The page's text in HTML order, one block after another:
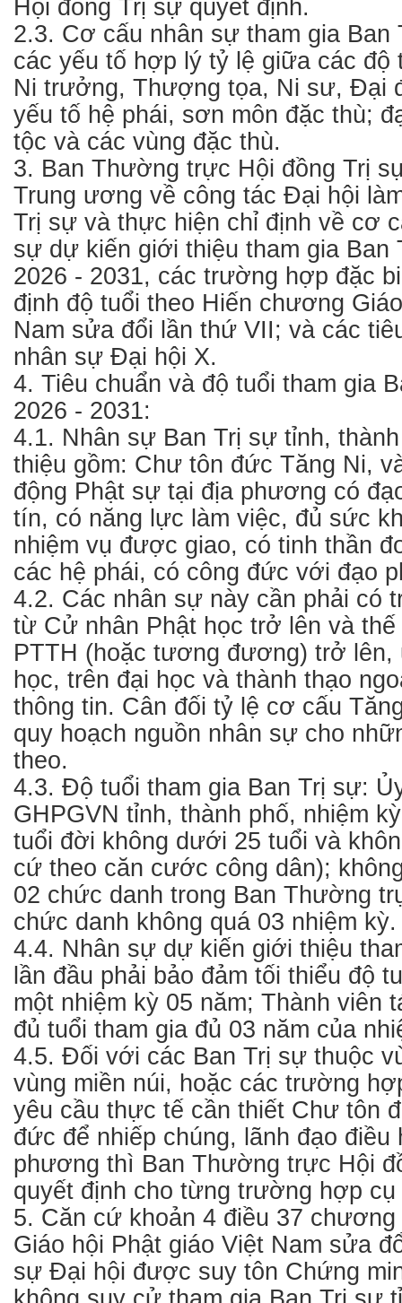
Hội đồng Trị sự quyết định.
2.3. Cơ cấu nhân sự tham gia Ban
các yếu tố hợp lý tỷ lệ giữa các độ
Ni trưởng, Thượng tọa, Ni sư, Đại
yếu tố hệ phái, sơn môn đặc thù;
tộc và các vùng đặc thù.
3. Ban Thường trực Hội đồng Trị
Trung ương về công tác Đại hội
Trị sự và thực hiện chỉ định về cơ
sự dự kiến giới thiệu tham gia Ban
2026 - 2031, các trường hợp đặc
định độ tuổi theo Hiến chương
Nam sửa đổi lần thứ VII; và các
nhân sự Đại hội X.
4. Tiêu chuẩn và độ tuổi tham gia
2026 - 2031:
4.1. Nhân sự Ban Trị sự tỉnh,
thiệu gồm: Chư tôn đức Tăng Ni,
động Phật sự tại địa phương có
tín, có năng lực làm việc, đủ sức
nhiệm vụ được giao, có tinh thần
các hệ phái, có công đức với đạo
4.2. Các nhân sự này cần phải có
từ Cử nhân Phật học trở lên và thế
PTTH (hoặc tương đương) trở lên,
học, trên đại học và thành thạo
thông tin. Cân đối tỷ lệ cơ cấu
quy hoạch nguồn nhân sự cho
theo.
4.3. Độ tuổi tham gia Ban Trị sự:
GHPGVN tỉnh, thành phố, nhiệm
tuổi đời không dưới 25 tuổi và
cứ theo căn cước công dân);
02 chức danh trong Ban Thường
chức danh không quá 03 nhiệm
4.4. Nhân sự dự kiến giới thiệu
lần đầu phải bảo đảm tối thiểu độ
một nhiệm kỳ 05 năm; Thành viên
đủ tuổi tham gia đủ 03 năm của
4.5. Đối với các Ban Trị sự thuộc
vùng miền núi, hoặc các trường
yêu cầu thực tế cần thiết Chư tôn
đức để nhiếp chúng, lãnh đạo điều
phương thì Ban Thường trực Hội
quyết định cho từng trường hợp
5. Căn cứ khoản 4 điều 37
Giáo hội Phật giáo Việt Nam sửa
sự Đại hội được suy tôn Chứng